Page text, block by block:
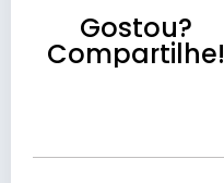
Gostou?
Compartilhe!